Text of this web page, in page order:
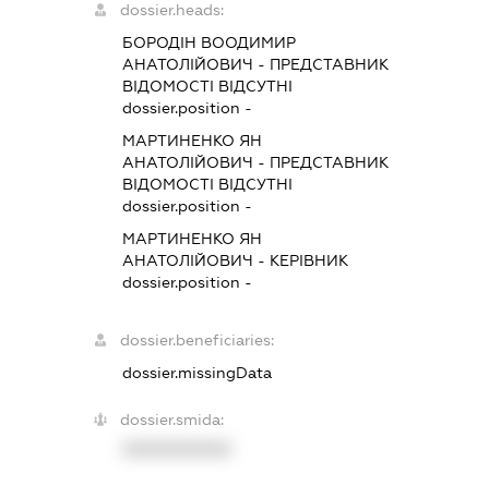
dossier.heads:
БОРОДІН ВООДИМИР
АНАТОЛІЙОВИЧ - ПРЕДСТАВНИК
ВІДОМОСТІ ВІДСУТНІ
dossier.position -
МАРТИНЕНКО ЯН
АНАТОЛІЙОВИЧ - ПРЕДСТАВНИК
ВІДОМОСТІ ВІДСУТНІ
dossier.position -
МАРТИНЕНКО ЯН
АНАТОЛІЙОВИЧ - КЕРІВНИК
dossier.position -
dossier.beneficiaries:
dossier.missingData
dossier.smida: